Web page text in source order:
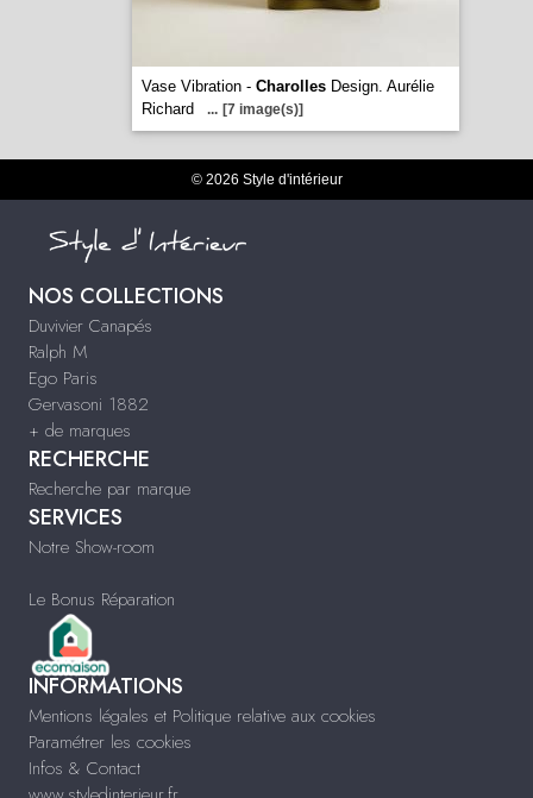
Vase Vibration - CharollesDesign. Aurélie
Richard
... [7 image(s)]
© 2026 Style d'intérieur
NOS COLLECTIONS
Duvivier Canapés
Ralph M
Ego Paris
Gervasoni 1882
+ de marques
RECHERCHE
Recherche par marque
SERVICES
Notre Show-room
Le Bonus Réparation
INFORMATIONS
Mentions légales et Politique relative aux cookies
Paramétrer les cookies
Infos & Contact